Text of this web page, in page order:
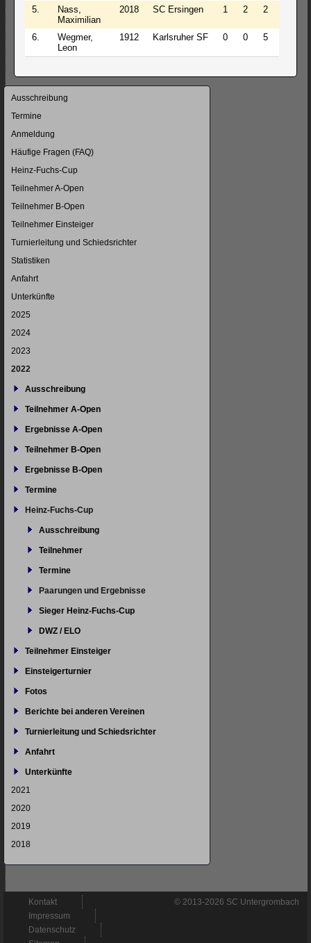
5.
Nass,
Maximilian
2018 SC Ersingen 1 2 2
6.
Wegmer,
Leon
1912 Karlsruher SF 0 0 5
Navigation
Ausschreibung
Termine
Anmeldung
Häufige Fragen (FAQ)
Heinz-Fuchs-Cup
Teilnehmer A-Open
Teilnehmer B-Open
Teilnehmer Einsteiger
Turnierleitung und Schiedsrichter
Statistiken
Anfahrt
Unterkünfte
2025
2024
2023
2022
Ausschreibung
Teilnehmer A-Open
Ergebnisse A-Open
Teilnehmer B-Open
Ergebnisse B-Open
Termine
Heinz-Fuchs-Cup
Ausschreibung
Teilnehmer
Termine
Paarungen und Ergebnisse
Sieger Heinz-Fuchs-Cup
DWZ / ELO
Teilnehmer Einsteiger
Einsteigerturnier
Fotos
Berichte bei anderen Vereinen
Turnierleitung und Schiedsrichter
Anfahrt
Unterkünfte
2021
2020
2019
2018
© 2013-2026 SC Untergrombach
Navigation
überspringen
Kontakt
Impressum
Datenschutz